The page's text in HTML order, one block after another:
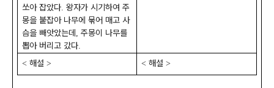
쏘아 잡았다. 왕자가 시기하여 주
몽을 붙잡아 나무에 묶어 매고 사
슴을 빼앗았는데 주몽이 나무를
뽑아 버리고 갔다.
< 해설 > < 해설 >